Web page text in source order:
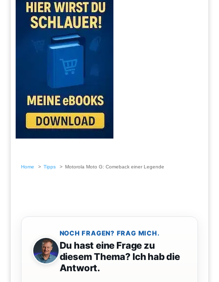
Home Tipps Motorola Moto G: Comeback einer Legende
NOCH FRAGEN? FRAG MICH.
Du hast eine Frage zu
diesem Thema? Ich hab die
Antwort.